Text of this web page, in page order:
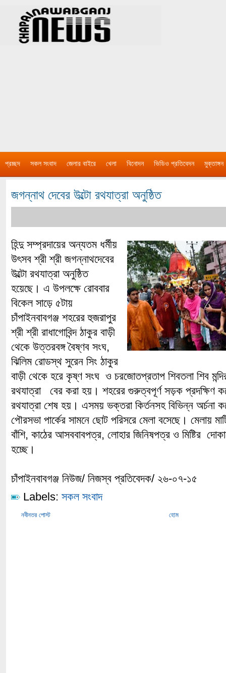
প্রচ্ছদ সকল সংবাদ জেলার বাইরে খেলা বিনোদন ভিডিও প্রতিবেদন মুক্তাঙ্গন
জগন্নাথ দেবের উল্টো রথযাত্রা অনুষ্ঠিত
হিন্দু সম্প্রদায়ের অন্যতম ধর্মীয়
উৎসব শ্রী শ্রী জগন্নাথদেবের
উল্টো রথযাত্রা অনুষ্ঠিত
হয়েছে। এ উপলক্ষে রোববার
বিকেল সাড়ে ৫টায়
চাঁপাইনবাবগঞ্জ শহরের হুজরাপুর
শ্রী শ্রী রাধাগোবিন্দ ঠাকুর বাড়ী
থেকে উত্তরবঙ্গ বৈষ্ণব সংঘ,
ঝিলিম রোডস্থ সুরেন সিং ঠাকুর
বাড়ী থেকে হরে কৃষ্ণ সংঘ ও চরজোতপ্রতাপ শিবতলা শিব
রথযাত্রা বের করা হয়। শহরের গুরুত্বপূর্ণ সড়ক প্রদক্ষিণ করে
রথযাত্রা শেষ হয়। এসময় ভক্তরা কির্তনসহ বিভিন্ন অর্চনা
পৌরসভা পার্কের সামনে ছোট পরিসরে মেলা বসেছে। মেলায়
বাঁশি, কাঠের আসববাবপত্র, লোহার জিনিষপত্র ও মিষ্টির
হচ্ছে।
চাঁপাইনবাবগঞ্জ নিউজ/ নিজস্ব প্রতিবেদক/ ২৬-০৭-১৫
Labels: সকল সংবাদ
নবীনতর পোস্ট হোম